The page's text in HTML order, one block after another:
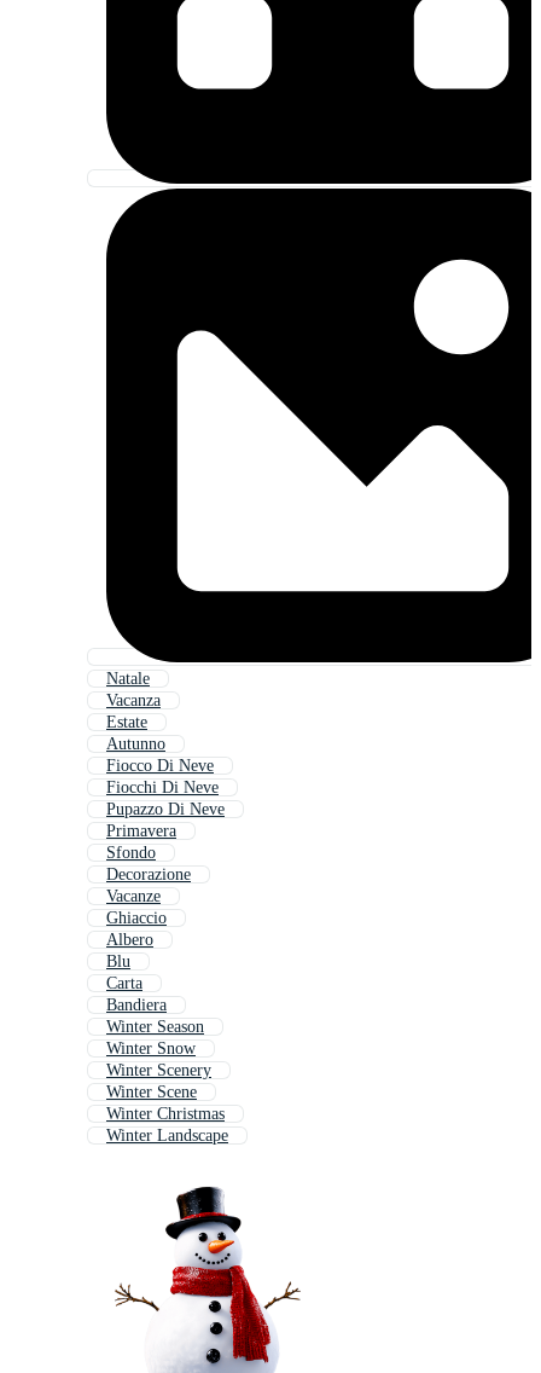
Natale
Vacanza
Estate
Autunno
Fiocco Di Neve
Fiocchi Di Neve
Pupazzo Di Neve
Primavera
Sfondo
Decorazione
Vacanze
Ghiaccio
Albero
Blu
Carta
Bandiera
Winter Season
Winter Snow
Winter Scenery
Winter Scene
Winter Christmas
Winter Landscape